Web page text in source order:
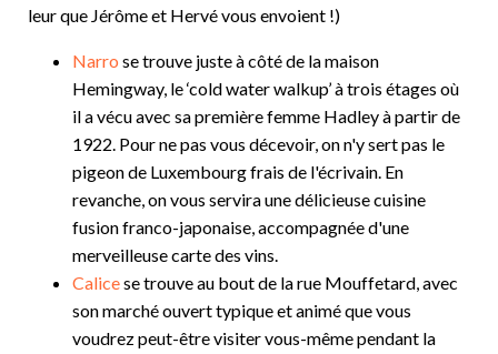
leur que Jérôme et Hervé vous envoient !)
Narro se trouve juste à côté de la maison
Hemingway, le ‘cold water walkup’ à trois étages où
il a vécu avec sa première femme Hadley à partir de
1922. Pour ne pas vous décevoir, on n'y sert pas le
pigeon de Luxembourg frais de l'écrivain. En
revanche, on vous servira une délicieuse cuisine
fusion franco-japonaise, accompagnée d'une
merveilleuse carte des vins.
Calicese trouve au bout de la rue Mouffetard, avec
son marché ouvert typique et animé que vous
voudrez peut-être visiter vous-même pendant la